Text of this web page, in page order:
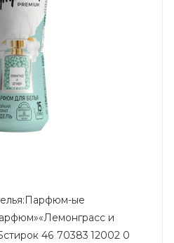
ые
и
46 70383 12002 0